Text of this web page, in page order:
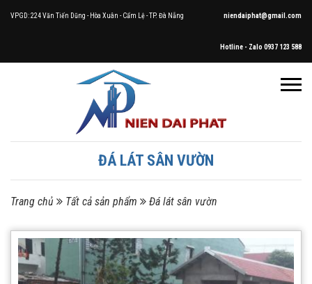
VPGD: 224 Văn Tiến Dũng - Hòa Xuân - Cẩm Lệ - TP. Đà Nẵng niendaiphat@gmail.com
Hotline - Zalo 0937 123 588
ĐÁ LÁT SÂN VƯỜN
Trang chủ Tất cả sản phẩm Đá lát sân vườn